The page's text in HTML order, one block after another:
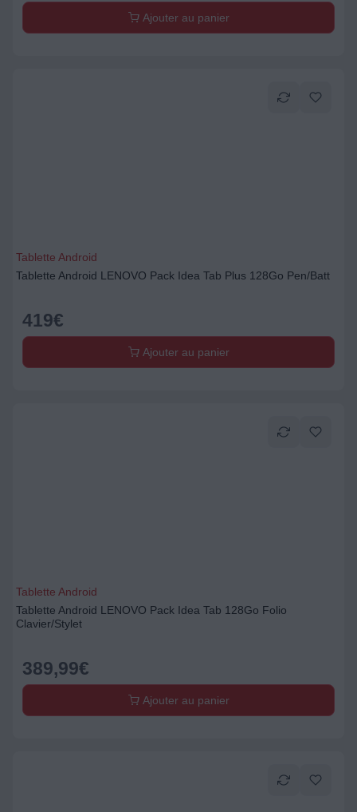
Ajouter au panier
Tablette Android
Tablette Android LENOVO Pack Idea Tab Plus 128Go Pen/Batt
419€
Ajouter au panier
Tablette Android
Tablette Android LENOVO Pack Idea Tab 128Go Folio
Clavier/Stylet
389,99€
Ajouter au panier